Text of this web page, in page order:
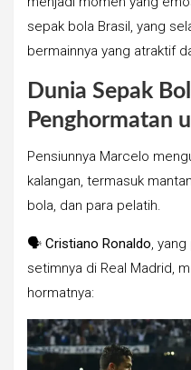
sepak bola Brasil, yang
bermainnya yang atraktif
Dunia Sepak
Penghormatan
Pensiunnya Marcelo
kalangan, termasuk
bola, dan para pelatih.
🗣 Cristiano Ronaldo,
setimnya di Real Madrid,
hormatnya: